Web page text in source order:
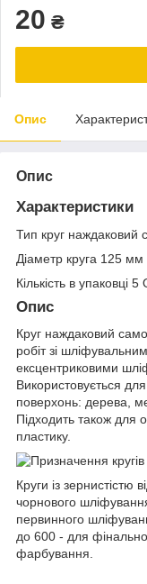
20 ₴
Опис
Опис
Характеристики
Тип круг наждаковий
Діаметр круга 125 мм
Кількість в упаковці 5
Опис
Круг наждаковий
робіт зі
ексцентриковими
Використовується
поверхонь: дерева,
Підходить також для
пластику.
Круги із зернистістю
чорнового
первинного
до 600 - для
фарбування.